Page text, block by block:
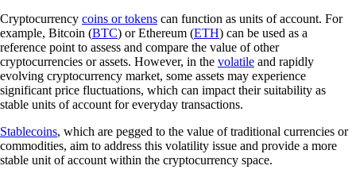
Cryptocurrency coins or tokens can function as units of account. For
example, Bitcoin (BTC) or Ethereum (ETH) can be used as a
reference point to assess and compare the value of other
cryptocurrencies or assets. However, in the volatile and rapidly
evolving cryptocurrency market, some assets may experience
significant price fluctuations, which can impact their suitability as
stable units of account for everyday transactions.
Stablecoins, which are pegged to the value of traditional currencies or
commodities, aim to address this volatility issue and provide a more
stable unit of account within the cryptocurrency space.